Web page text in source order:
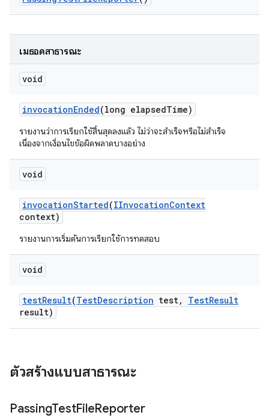
เมธอดสาธารณะ
void
invocationEnded(long elapsedTime)
รายงานว่าการเรียกใช้สิ้นสุดลงแล้ว ไม่ว่าจะสำเร็จหรือไม่สำเร็จ
เนื่องจากเงื่อนไขข้อผิดพลาดบางอย่าง
void
invocationStarted(IInvocationContext
context)
รายงานการเริ่มต้นการเรียกใช้การทดสอบ
void
testResult(TestDescription test, TestResult
result)
ตัวสร้างแบบสาธารณะ
PassingTestFileReporter